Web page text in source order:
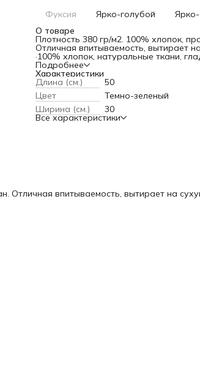
Фуксия Ярко-голубой
Ярко-
О товаре
Плотность 380 гр/м2. 100% хлопок,
Отличная впитываемость, вытирает
·100% хлопок, натуральные ткани,
·мягкие, нежные,
·высокая впитываемость, быстро
·большая цветовая гамма, от теплых
·легкий уход, комфорт в использовании.
Подробнее
Характеристики
Длина (см.)
50
Цвет
Темно-зеленый
Ширина (см.)
30
Все характеристики
Отличная впитываемость, вытирает на